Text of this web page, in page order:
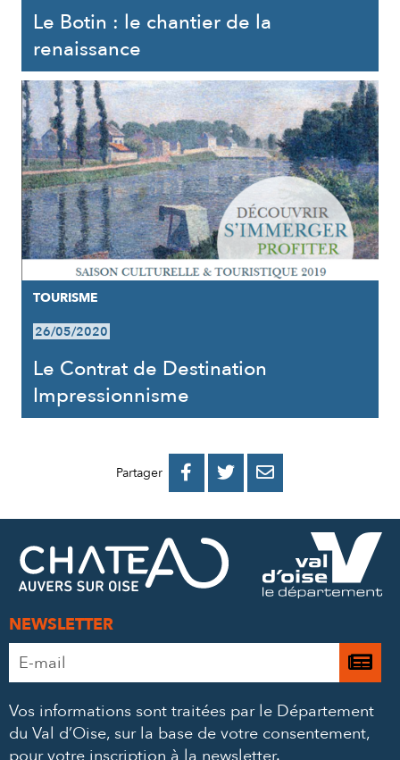
Le Botin : le chantier de la
renaissance
TOURISME
26/05/2020
Le Contrat de Destination
Impressionnisme
Partager 
PARTAGER
FACEBOOK
PARTAGER
PARTAGER
MAIL
NEWSLETTER
Adresse
e-
*
Je
à
Vos informations sont traitées par le Département
du Val d’Oise, sur la base de votre consentement,